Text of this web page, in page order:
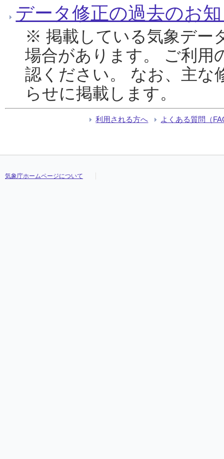
データ修正の過去のお
※ 掲載している気象デー
場合があります。 ご利用
認ください。 なお、主な
らせに掲載します。
利用される方へ よくある質問（
気象庁ホームページについて